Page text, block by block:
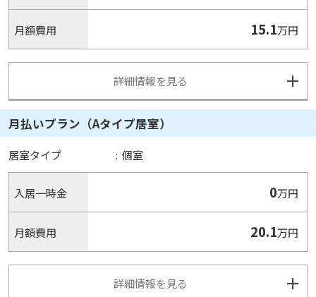
月額費用 15.1万円
詳細情報を見る
月払いプラン（Aタイプ居室）
居室タイプ : 個室
入居一時金 0万円
月額費用 20.1万円
詳細情報を見る